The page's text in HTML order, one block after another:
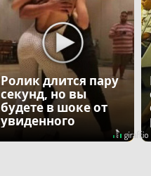
Ролик длится пару
секунд, но вы
будете в шоке от
увиденного